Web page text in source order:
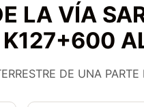
LA VÍA
DE UNA